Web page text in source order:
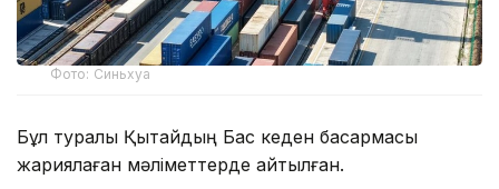
Фото: Синьхуа
Бұл туралы Қытайдың Бас кеден басқармасы
жариялаған мәліметтерде айтылған.